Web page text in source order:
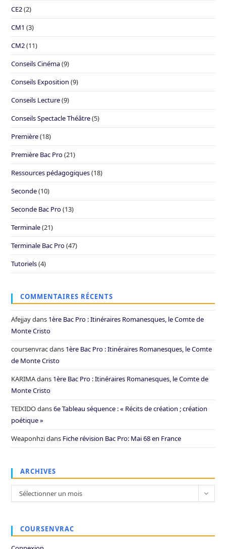
CE2(2)
CM1 (3)
CM2(11)
Conseils Cinéma(9)
Conseils Exposition (9)
Conseils Lecture(9)
Conseils Spectacle Théâtre(5)
Première(18)
Première Bac Pro(21)
Ressources pédagogiques(18)
Seconde(10)
Seconde Bac Pro(13)
Terminale(21)
Terminale Bac Pro(47)
Tutoriels(4)
COMMENTAIRES RÉCENTS
Afejjaydans 1ère Bac Pro : Itinéraires Romanesques, le Comte de
Monte Cristo
coursenvracdans 1ère Bac Pro : Itinéraires Romanesques, le Comte
de Monte Cristo
KARIMAdans 1ère Bac Pro : Itinéraires Romanesques, le Comte de
Monte Cristo
TEIXIDOdans6e Tableau séquence : « Récits de création ; création
poétique »
Weaponhzidans Fiche révision Bac Pro: Mai 68 en France
ARCHIVES
Archives
Sélectionner un mois
COURSENVRAC